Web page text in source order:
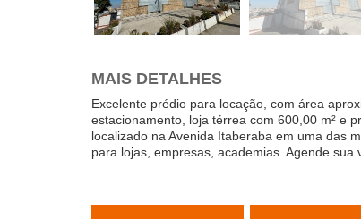
MAIS DETALHES
Excelente prédio para locação, com área
estacionamento, loja térrea com 600,00 m² e
localizado na Avenida Itaberaba em uma das
para lojas, empresas, academias. Agende sua